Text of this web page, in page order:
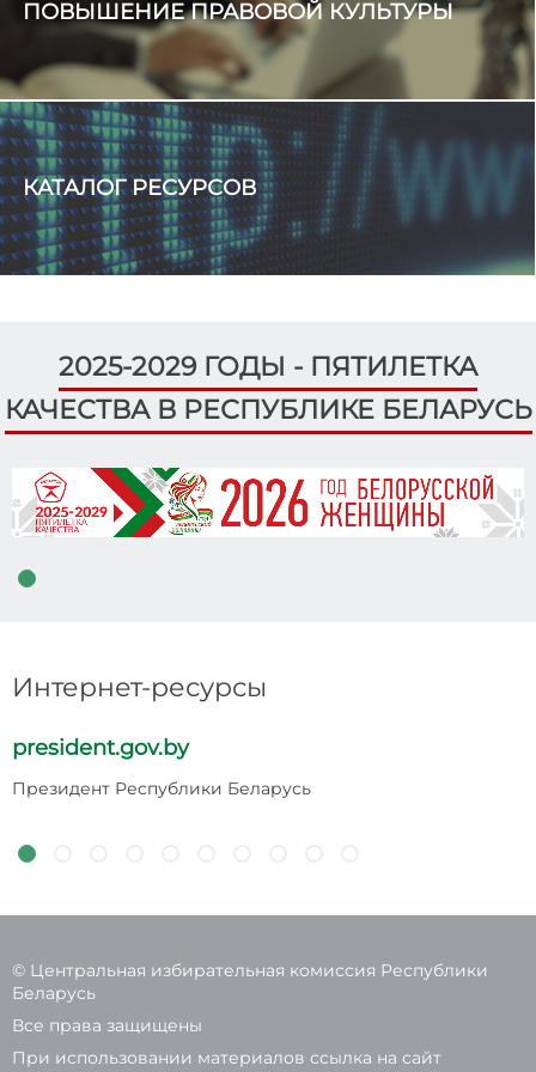
просвещения граждан.
ЦИК Беларуси
Какой национальный символ Беларуси выбирает
молодежь?
ПОВЫШЕНИЕ ПРАВОВОЙ КУЛЬТУРЫ
КАТАЛОГ РЕСУРСОВ
2025-2029 ГОДЫ - ПЯТИЛЕТКА
КАЧЕСТВА В РЕСПУБЛИКЕ БЕЛАРУСЬ
Интернет-ресурсы
president.gov.by
Президент Республики Беларусь
© Центральная избирательная комиссия Республики
Беларусь
Все права защищены
При использовании материалов ссылка на сайт